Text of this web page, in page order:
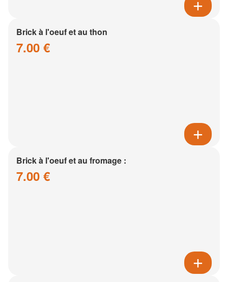
Brick à l'oeuf et au thon
7.00 €
Brick à l'oeuf et au fromage :
7.00 €